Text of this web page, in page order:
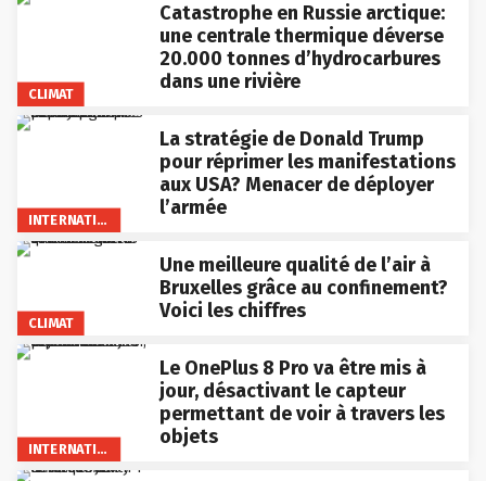
CLIMAT
Catastrophe en Russie arctique:
une centrale thermique déverse
20.000 tonnes d’hydrocarbures
dans une rivière
INTERNATIONAL
La stratégie de Donald Trump
pour réprimer les manifestations
aux USA? Menacer de déployer
l’armée
CLIMAT
Une meilleure qualité de l’air à
Bruxelles grâce au confinement?
Voici les chiffres
INTERNATIONAL
Le OnePlus 8 Pro va être mis à
jour, désactivant le capteur
permettant de voir à travers les
objets